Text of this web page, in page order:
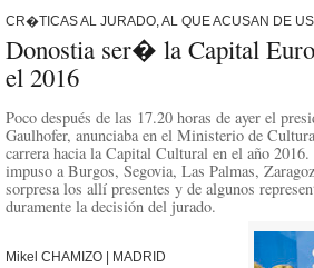
CR�TICAS AL JURADO, AL QUE ACUSAN DE
Donostia ser� la Capital
el 2016
Poco después de las 17.20 horas de ayer el
Gaulhofer, anunciaba en el Ministerio de
carrera hacia la Capital Cultural en el año
impuso a Burgos, Segovia, Las Palmas,
sorpresa los allí presentes y de algunos
duramente la decisión del jurado.
Mikel CHAMIZO | MADRID